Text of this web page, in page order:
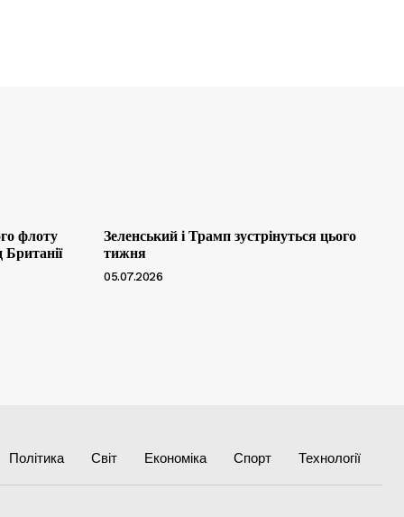
флоту
Зеленський і Трамп зустрінуться цього
тижня
05.07.2026
Політика Світ Економіка Спорт Технології